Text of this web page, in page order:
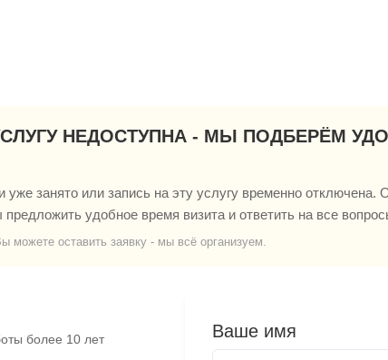
НЕДОСТУПНА - МЫ ПОДБЕРЁМ
занято или запись на эту услугу временно отключена.
удобное время визита и ответить на все
можете оставить заявку - мы всё организуем.
более 10 лет Ваше имя